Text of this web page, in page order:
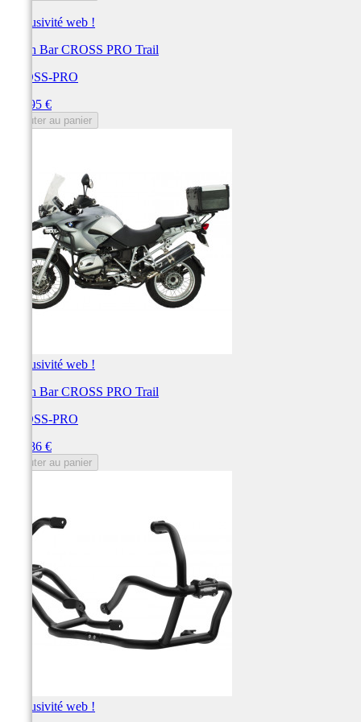
Exclusivité web !
Crash Bar CROSS PRO Trail
CROSS-PRO
249,95 €
Ajouter au panier
Exclusivité web !
Crash Bar CROSS PRO Trail
CROSS-PRO
246,86 €
Ajouter au panier
Exclusivité web !